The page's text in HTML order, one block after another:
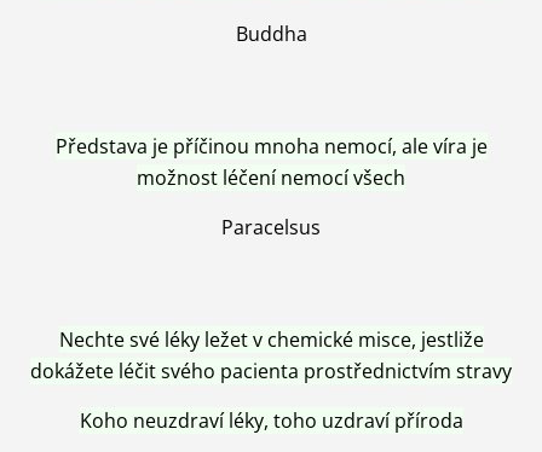
Buddha
Představa je příčinou mnoha nemocí, ale víra je
možnost léčení nemocí všech
Paracelsus
Nechte své léky ležet v chemické misce, jestliže
dokážete léčit svého pacienta prostřednictvím stravy
Koho neuzdraví léky, toho uzdraví příroda